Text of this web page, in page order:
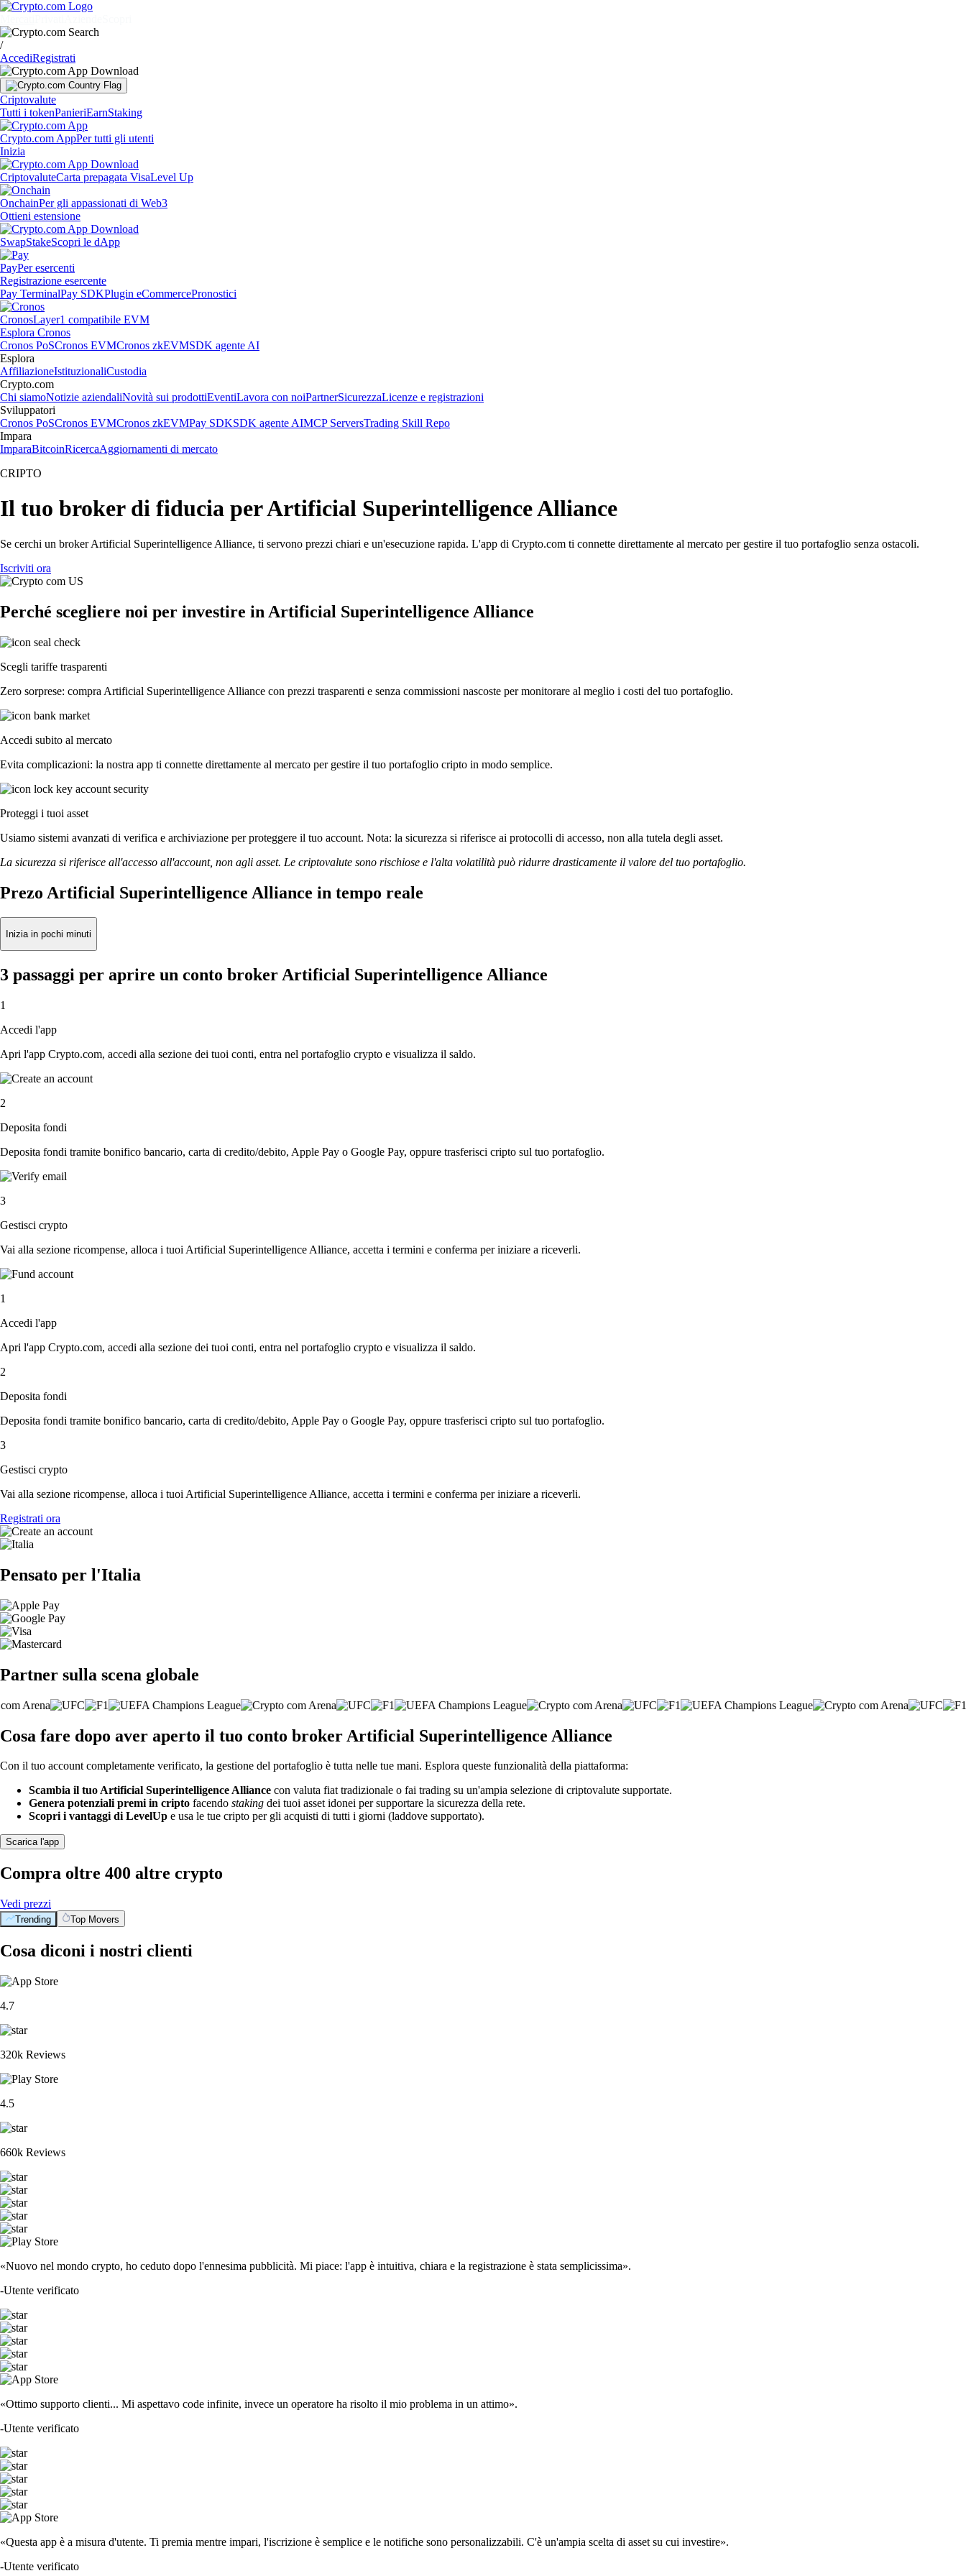
/
AccediRegistrati
Criptovalute
Tutti i tokenPanieriEarnStaking
Crypto.com AppPer tutti gli utenti
Inizia
CriptovaluteCarta prepagata VisaLevel Up
OnchainPer gli appassionati di Web3
Ottieni estensione
SwapStakeScopri le dApp
PayPer esercenti
Registrazione esercente
Pay TerminalPay SDKPlugin eCommercePronostici
CronosLayer1 compatibile EVM
Esplora Cronos
Cronos PoSCronos EVMCronos zkEVMSDK agente AI
Esplora
AffiliazioneIstituzionaliCustodia
Crypto.com
Chi siamoNotizie aziendaliNovità sui prodottiEventiLavora con noiPartnerSicurezzaLicenze e registrazioni
Sviluppatori
Cronos PoSCronos EVMCronos zkEVMPay SDKSDK agente AIMCP ServersTrading Skill Repo
Impara
ImparaBitcoinRicercaAggiornamenti di mercato
CRIPTO
Il tuo broker di fiducia per Artificial Superintelligence Alliance
Se cerchi un broker Artificial Superintelligence Alliance, ti servono prezzi chiari e un'esecuzione rapida. L'app di Crypto.com ti connette direttamente al mercato per gestire il tuo portafoglio senza ostacoli.
Iscriviti ora
Perché scegliere noi per investire in Artificial Superintelligence Alliance
Scegli tariffe trasparenti
Zero sorprese: compra Artificial Superintelligence Alliance con prezzi trasparenti e senza commissioni nascoste per monitorare al meglio i costi del tuo portafoglio.
Accedi subito al mercato
Evita complicazioni: la nostra app ti connette direttamente al mercato per gestire il tuo portafoglio cripto in modo semplice.
Proteggi i tuoi asset
Usiamo sistemi avanzati di verifica e archiviazione per proteggere il tuo account. Nota: la sicurezza si riferisce ai protocolli di accesso, non alla tutela degli asset.
La sicurezza si riferisce all'accesso all'account, non agli asset. Le criptovalute sono rischiose e l'alta volatilità può ridurre drasticamente il valore del tuo portafoglio.
Prezo Artificial Superintelligence Alliance in tempo reale
Inizia in pochi minuti
3 passaggi per aprire un conto broker Artificial Superintelligence Alliance
1
Accedi l'app
Apri l'app Crypto.com, accedi alla sezione dei tuoi conti, entra nel portafoglio crypto e visualizza il saldo.
2
Deposita fondi
Deposita fondi tramite bonifico bancario, carta di credito/debito, Apple Pay o Google Pay, oppure trasferisci cripto sul tuo portafoglio.
3
Gestisci crypto
Vai alla sezione ricompense, alloca i tuoi Artificial Superintelligence Alliance, accetta i termini e conferma per iniziare a riceverli.
1
Accedi l'app
Apri l'app Crypto.com, accedi alla sezione dei tuoi conti, entra nel portafoglio crypto e visualizza il saldo.
2
Deposita fondi
Deposita fondi tramite bonifico bancario, carta di credito/debito, Apple Pay o Google Pay, oppure trasferisci cripto sul tuo portafoglio.
3
Gestisci crypto
Vai alla sezione ricompense, alloca i tuoi Artificial Superintelligence Alliance, accetta i termini e conferma per iniziare a riceverli.
Registrati ora
Pensato per l'Italia
Partner sulla scena globale
Cosa fare dopo aver aperto il tuo conto broker Artificial Superintelligence Alliance
Con il tuo account completamente verificato, la gestione del portafoglio è tutta nelle tue mani. Esplora queste funzionalità della piattaforma:
Scambia il tuo Artificial Superintelligence Alliance con valuta fiat tradizionale o fai trading su un'ampia selezione di criptovalute supportate.
Genera potenziali premi in cripto facendo staking dei tuoi asset idonei per supportare la sicurezza della rete.
Scopri i vantaggi di LevelUp e usa le tue cripto per gli acquisti di tutti i giorni (laddove supportato).
Scarica l'app
Compra oltre 400 altre crypto
Vedi prezzi
Trending Top Movers
Cosa diconi i nostri clienti
4.7
320k Reviews
4.5
660k Reviews
«Nuovo nel mondo crypto, ho ceduto dopo l'ennesima pubblicità. Mi piace: l'app è intuitiva, chiara e la registrazione è stata semplicissima».
-Utente verificato
«Ottimo supporto clienti... Mi aspettavo code infinite, invece un operatore ha risolto il mio problema in un attimo».
-Utente verificato
«Questa app è a misura d'utente. Ti premia mentre impari, l'iscrizione è semplice e le notifiche sono personalizzabili. C'è un'ampia scelta di asset su cui investire».
-Utente verificato